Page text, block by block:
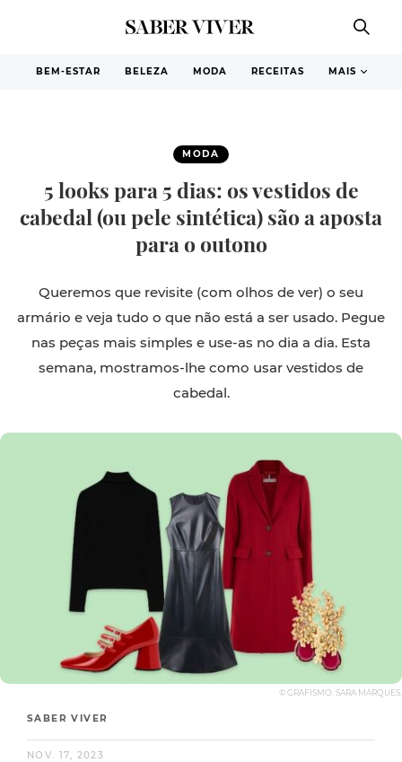
BEM-ESTAR BELEZA MODA RECEITAS MAIS
MODA
5 looks para 5 dias: os vestidos de
cabedal (ou pele sintética) são a aposta
para o outono
Queremos que revisite (com olhos de ver) o seu
armário e veja tudo o que não está a ser usado. Pegue
nas peças mais simples e use-as no dia a dia. Esta
semana, mostramos-lhe como usar vestidos de
cabedal.
© GRAFISMO: SARA MARQUES.
SABER VIVER
NOV. 17, 2023